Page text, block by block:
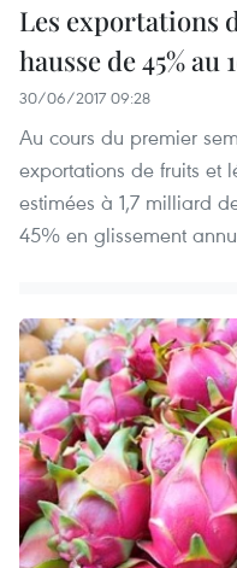
Les exportations
hausse de 45% au
30/06/2017 09:28
Au cours du premier
exportations de fruits et
estimées à 1,7 milliard
45% en glissement